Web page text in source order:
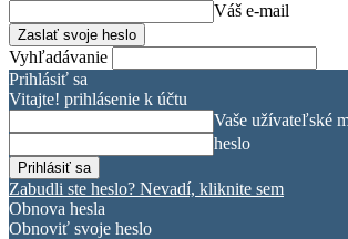
Váš e-mail
Vyhľadávanie
Prihlásiť sa
Vitajte! prihlásenie k účtu
Vaše užívateľské
heslo
Zabudli ste heslo? Nevadí, kliknite sem
Obnova hesla
Obnoviť svoje heslo